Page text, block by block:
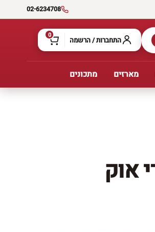
02-6234708
התחברות / הרשמה 0
מארזים מתכונים